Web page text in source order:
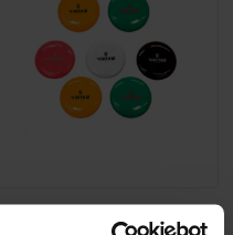
Viking Discs Marker Disku